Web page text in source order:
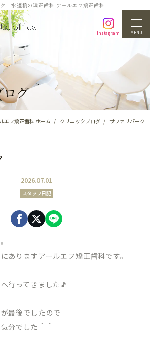
｜水道橋の矯正歯科 アールエフ矯正歯科
Instagram MENU
ログ
エフ矯正歯科 ホーム クリニックブログ サファリパーク
2026.07.01
スタッフ日記
ありますアールエフ矯正歯科です。
行ってきました🎵
最後でしたので
分でした＾＾